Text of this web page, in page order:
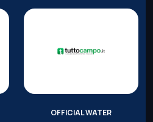
OFFICIAL WATER